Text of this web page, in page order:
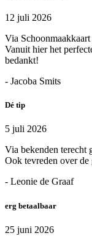
12 juli 2026
Via
Vanuit hier het
bedankt!
- Jacoba Smits
Dé tip
5 juli 2026
Via bekenden terecht
Ook tevreden over de
- Leonie de Graaf
erg betaalbaar
25 juni 2026